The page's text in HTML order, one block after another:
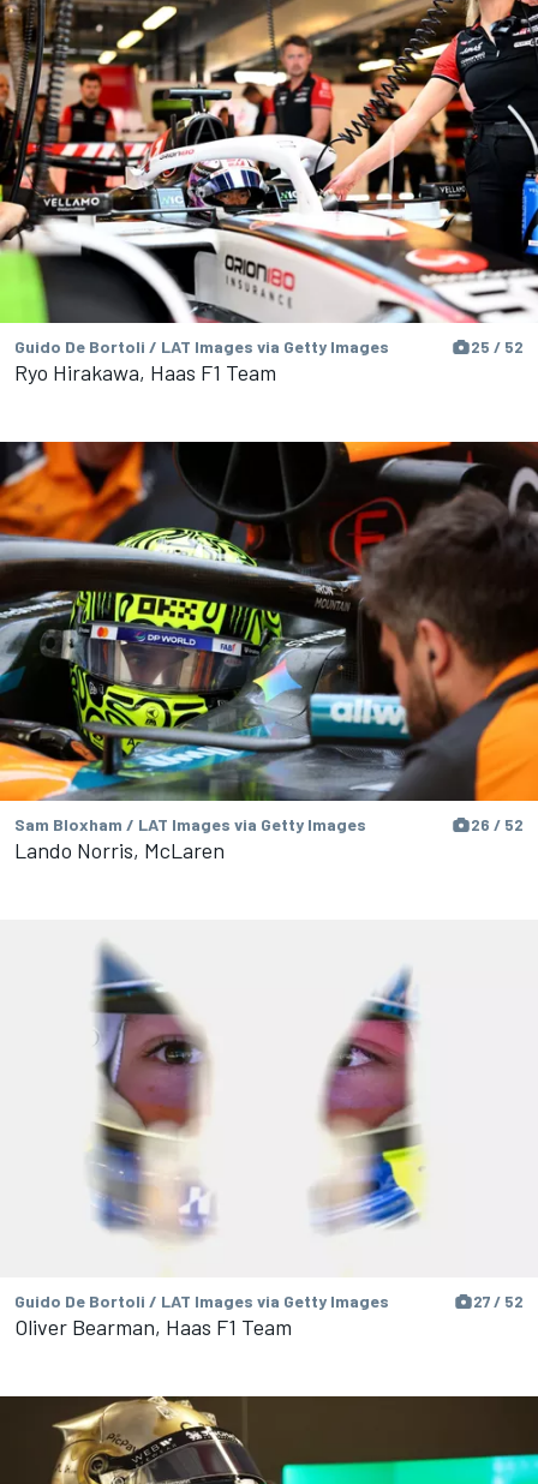
Guido De Bortoli / LAT Images via Getty Images 25 / 52
Ryo Hirakawa, Haas F1 Team
Sam Bloxham / LAT Images via Getty Images 26 / 52
Lando Norris, McLaren
Guido De Bortoli / LAT Images via Getty Images 27 / 52
Oliver Bearman, Haas F1 Team